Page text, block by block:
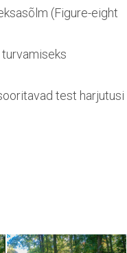
(Figure-eight
test harjutusi